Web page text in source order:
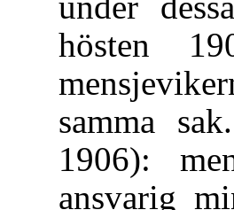
hösten
samma
1906):
ansvarig